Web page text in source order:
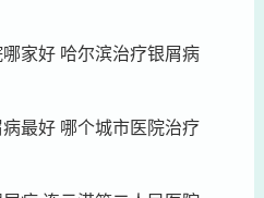
家好 哈尔滨治疗银屑病
最好 哪个城市医院治疗